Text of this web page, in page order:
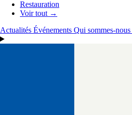
Restauration
Voir tout →
Actualités Événements Qui sommes-nous